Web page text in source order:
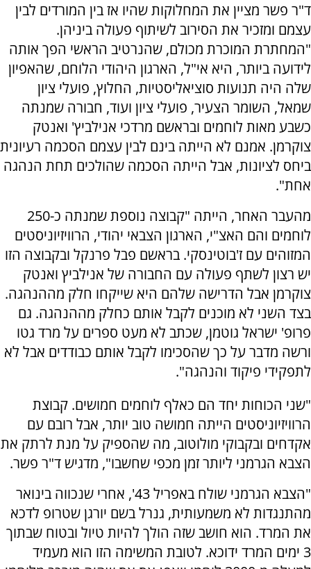
ד"ר פשר מציין את המחלוקות שהיו אז בין המורדים לבין
עצמם ומזכיר את הסירוב לשיתוף פעולה ביניהן.
"המחתרת המוכרת מכולם, שהנרטיב הראשי הפך אותה
לידועה ביותר, היא אי"ל, הארגון היהודי הלוחם, שהאפיון
שלה היה תנועות סוציאליסטיות, החלוץ, פועלי ציון
שמאל, השומר הצעיר, פועלי ציון ועוד, חבורה שמנתה
כשבע מאות לוחמים ובראשם מרדכי אנילביץ' ואנטק
צוקרמן. אמנם לא הייתה בינם לבין עצמם הסכמה רעיונית
ביחס לציונות, אבל הייתה הסכמה שהולכים תחת הנהגה
אחת".
מהעבר האחר, הייתה "קבוצה נוספת שמנתה כ-250
לוחמים והם האצ"י, הארגון הצבאי יהודי, הרוויזיוניסטים
המזוהים עם ז'בוטינסקי. בראשם פבל פרנקל ובקבוצה הזו
יש רצון לשתף פעולה עם החבורה של אנילביץ ואנטק
צוקרמן אבל הדרישה שלהם היא שייקחו חלק מההנהגה.
בצד השני לא מוכנים לקבל אותם כחלק מההנהגה. גם
פרופ' ישראל גוטמן, שכתב לא מעט ספרים על מרד גטו
ורשה מדבר על כך שהסכימו לקבל אותם כבודדים אבל לא
לתפקידי פיקוד והנהגה".
"שני הכוחות יחד הם כאלף לוחמים חמושים. קבוצת
הרוויזיוניסטים הייתה חמושה טוב יותר, אבל רובם עם
אקדחים ובקבוקי מולוטוב, מה שהספיק על מנת לרתק את
הצבא הגרמני ליותר זמן מכפי שחשבו", מדגיש ד"ר פשר.
"הצבא הגרמני שולח באפריל 43', אחרי שנכווה בינואר
מהתנגדות לא משמעותית, גנרל בשם יורגן שטרופ לדכא
את המרד. הוא חושב שזה הולך להיות טיול ובטוח שבתוך
3 ימים המרד ידוכא. לטובת המשימה הזו הוא מעמיד